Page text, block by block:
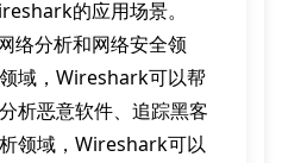
的应用场景。
络分析和网络安全领
域，Wireshark可以帮
析恶意软件、追踪黑客
领域，Wireshark可以